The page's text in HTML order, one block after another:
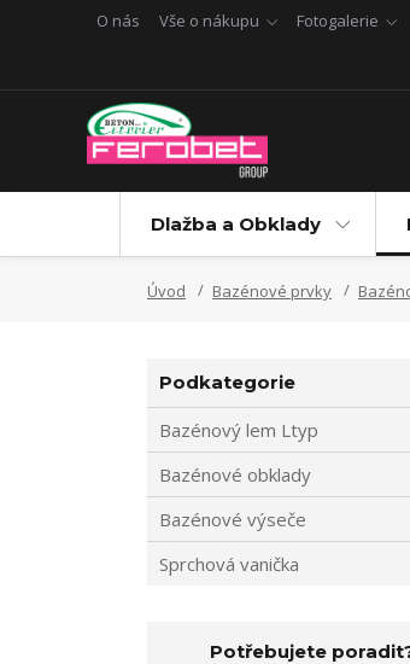
O nás Vše o nákupu Fotogalerie
Dlažba a Obklady
Úvod Bazénové prvky
Podkategorie
Bazénový lem Ltyp
Bazénové obklady
Bazénové výseče
Sprchová vanička
Potřebujete